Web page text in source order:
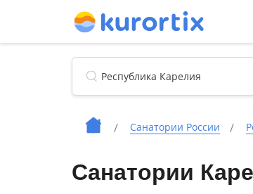
Санатории России
Санатории